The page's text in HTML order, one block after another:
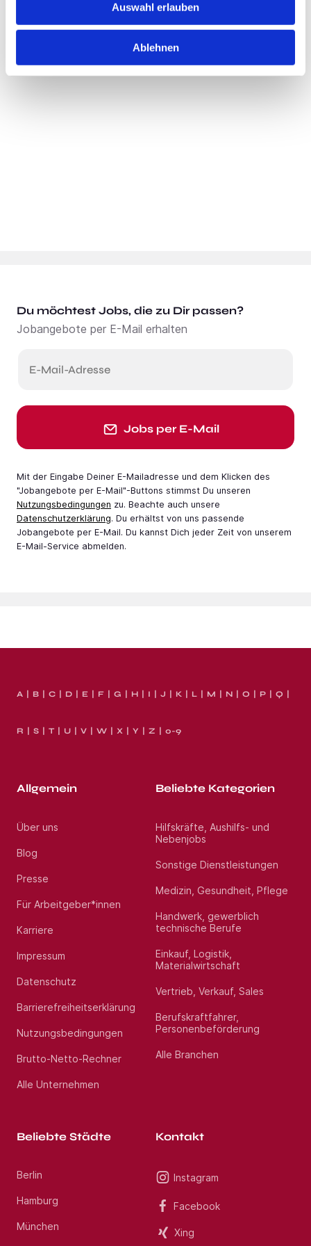
Auswahl erlauben
Ablehnen
Standort:Mainz
Du möchtest Jobs, die zu Dir passen?
Jobangebote per E-Mail erhalten
E-Mail-Adresse
Jobs per E-Mail
Mit der Eingabe Deiner E-Mail­adresse und dem Klicken des
"Jobangebote per E-Mail"-Buttons stimmst Du unseren
Nutzungsbedingungen zu. Beachte auch unsere
Datenschutzerklärung. Du erhältst von uns passende
Jobangebote per E-Mail. Du kannst Dich jeder Zeit von unserem
E-Mail-Service abmelden.
A B C D E F G H I J K L M N O P Q
R S T U V W X Y Z 0-9
Allgemein
Über uns
Blog
Presse
Für Arbeitgeber*innen
Karriere
Impressum
Datenschutz
Barrierefreiheitserklärung
Nutzungsbedingungen
Brutto-Netto-Rechner
Alle Unternehmen
Beliebte Kategorien
Hilfskräfte, Aushilfs- und
Nebenjobs
Sonstige Dienstleistungen
Medizin, Gesundheit, Pflege
Handwerk, gewerblich
technische Berufe
Einkauf, Logistik,
Materialwirtschaft
Vertrieb, Verkauf, Sales
Berufskraftfahrer,
Personenbeförderung
Alle Branchen
Beliebte Städte
Berlin
Hamburg
München
Kontakt
Instagram
Facebook
Xing